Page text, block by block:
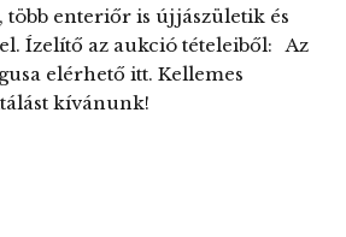
több enteriőr is újjászületik és
Ízelítő az aukció tételeiből: Az
elérhető itt. Kellemes
kívánunk!